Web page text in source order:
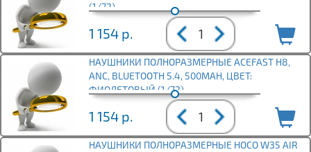
(1/72)
1 154 р.
НАУШНИКИ ПОЛНОРАЗМЕРНЫЕ ACEFAST H8,
ANC, BLUETOOTH 5.4, 500MAH, ЦВЕТ:
ФИОЛЕТОВЫЙ (1/72)
1 154 р.
НАУШНИКИ ПОЛНОРАЗМЕРНЫЕ HOCO W35 AIR